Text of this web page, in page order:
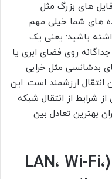
های بزرگ مثل
های شما خیلی مهم
باشید: یعنی یک
روی فضای ابری یا
بدشانسی مثل خرابی
انتقال ارزشمند است. این
شرایط از انتقال شبکه
بهترین تعادل بین
انتقال از طریق شبکه (LAN، Wi-Fi،